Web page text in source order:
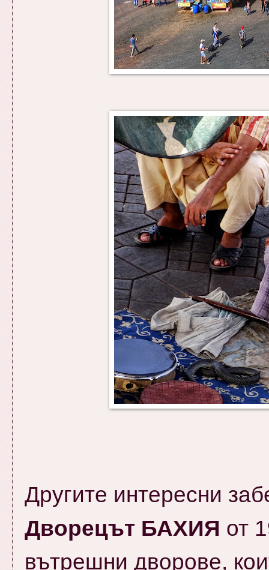
Другите интересни
Дворецът БАХИЯ от
вътрешни дворове,